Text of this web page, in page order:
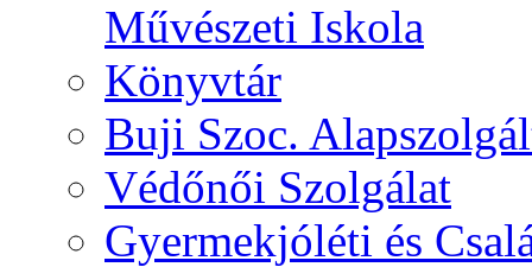
Művészeti Iskola
Könyvtár
Buji Szoc.
Védőnői Szolgálat
Gyermekjóléti és